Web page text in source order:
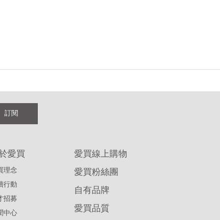
訂閱
愛買
理念
行動
招募
中心
愛買線上購物
愛買粉絲團
自有品牌
愛買品質